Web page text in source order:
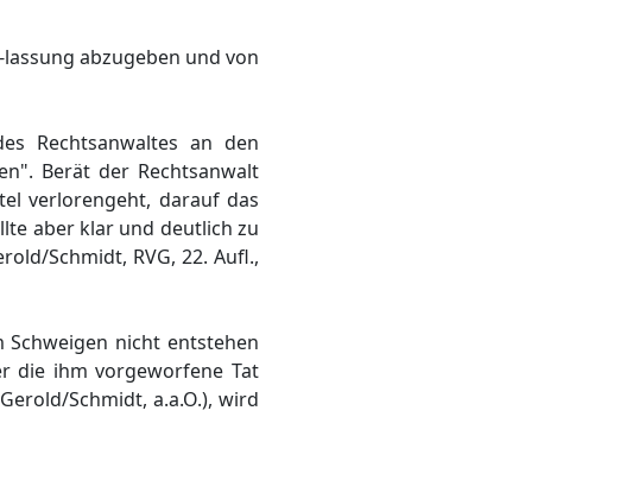
abzugeben und von
Rechtsanwaltes an den
Berät der Rechtsanwalt
verlorengeht, darauf das
aber klar und deutlich zu
Schmidt, RVG, 22. Aufl.,
Schweigen nicht entstehen
die ihm vorgeworfene Tat
Schmidt, a.a.O.), wird